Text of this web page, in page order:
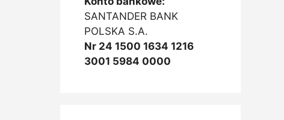
SANTANDER BANK
POLSKA S.A.
Nr 24 1500 1634 1216
3001 5984 0000